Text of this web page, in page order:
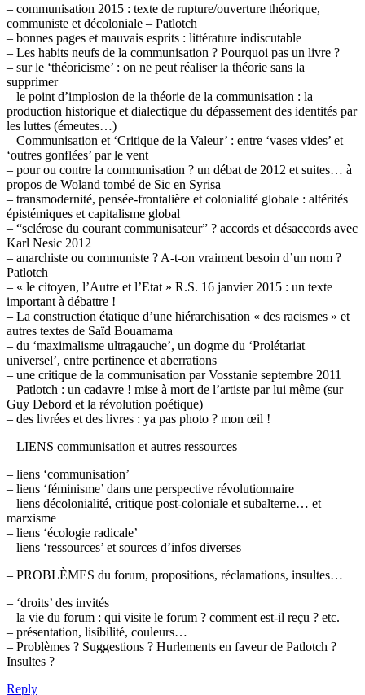
– communisation 2015 : texte de rupture/ouverture théorique,
communiste et décoloniale – Patlotch
– bonnes pages et mauvais esprits : littérature indiscutable
– Les habits neufs de la communisation ? Pourquoi pas un livre ?
– sur le ‘théoricisme’ : on ne peut réaliser la théorie sans la
supprimer
– le point d’implosion de la théorie de la communisation : la
production historique et dialectique du dépassement des identités par
les luttes (émeutes…)
– Communisation et ‘Critique de la Valeur’ : entre ‘vases vides’ et
‘outres gonflées’ par le vent
– pour ou contre la communisation ? un débat de 2012 et suites… à
propos de Woland tombé de Sic en Syrisa
– transmodernité, pensée-frontalière et colonialité globale : altérités
épistémiques et capitalisme global
– “sclérose du courant communisateur” ? accords et désaccords avec
Karl Nesic 2012
– anarchiste ou communiste ? A-t-on vraiment besoin d’un nom ?
Patlotch
– « le citoyen, l’Autre et l’Etat » R.S. 16 janvier 2015 : un texte
important à débattre !
– La construction étatique d’une hiérarchisation « des racismes » et
autres textes de Saïd Bouamama
– du ‘maximalisme ultragauche’, un dogme du ‘Prolétariat
universel’, entre pertinence et aberrations
– une critique de la communisation par Vosstanie septembre 2011
– Patlotch : un cadavre ! mise à mort de l’artiste par lui même (sur
Guy Debord et la révolution poétique)
– des livrées et des livres : ya pas photo ? mon œil !
– LIENS communisation et autres ressources
– liens ‘communisation’
– liens ‘féminisme’ dans une perspective révolutionnaire
– liens décolonialité, critique post-coloniale et subalterne… et
marxisme
– liens ‘écologie radicale’
– liens ‘ressources’ et sources d’infos diverses
– PROBLÈMES du forum, propositions, réclamations, insultes…
– ‘droits’ des invités
– la vie du forum : qui visite le forum ? comment est-il reçu ? etc.
– présentation, lisibilité, couleurs…
– Problèmes ? Suggestions ? Hurlements en faveur de Patlotch ?
Insultes ?
Reply